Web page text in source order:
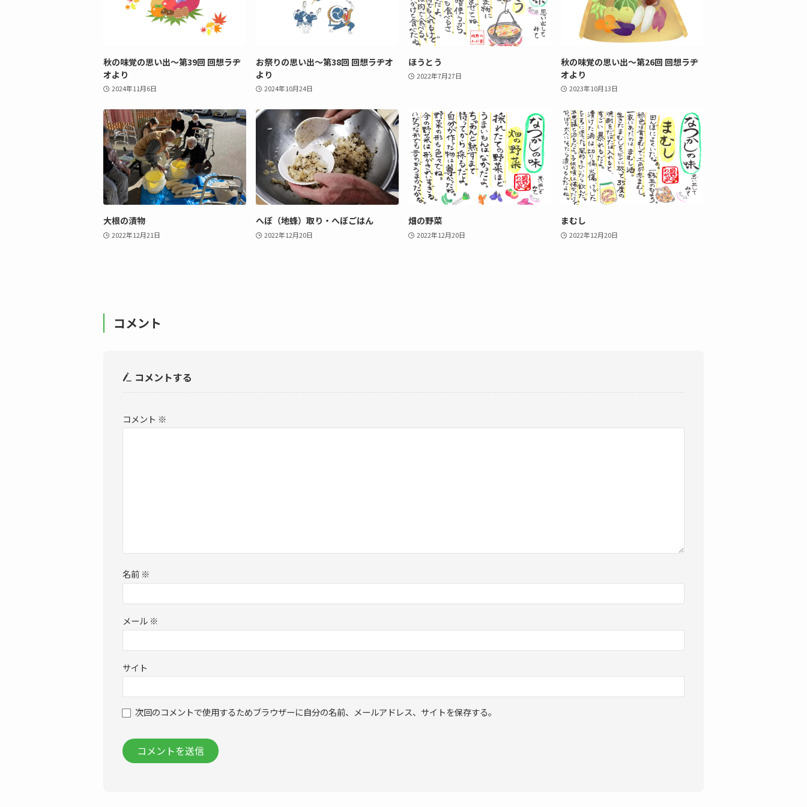
秋の味覚の思い出〜第39回 回想ラヂ
オより
2024年11月6日
お祭りの思い出〜第38回 回想ラヂオ
より
2024年10月24日
ほうとう
2022年7月27日
秋の味覚の思い出〜第26回 回想ラヂ
オより
2023年10月13日
大根の漬物
2022年12月21日
へぼ（地蜂）取り・へぼごはん
2022年12月20日
畑の野菜
2022年12月20日
まむし
2022年12月20日
コメント
コメントする
コメント ※
名前 ※
メール ※
サイト
次回のコメントで使用するためブラウザーに自分の名前、メールアドレス、サイトを保存する。